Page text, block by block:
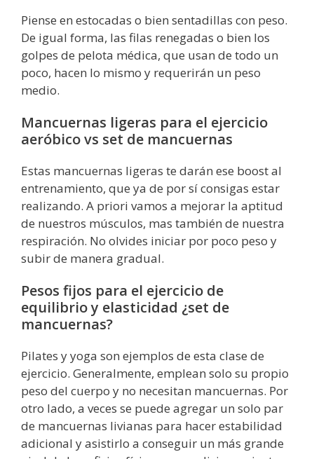
Piense en estocadas o bien sentadillas con peso.
De igual forma, las filas renegadas o bien los
golpes de pelota médica, que usan de todo un
poco, hacen lo mismo y requerirán un peso
medio.
Mancuernas ligeras para el ejercicio
aeróbico vs set de mancuernas
Estas mancuernas ligeras te darán ese boost al
entrenamiento, que ya de por sí consigas estar
realizando. A priori vamos a mejorar la aptitud
de nuestros músculos, mas también de nuestra
respiración. No olvides iniciar por poco peso y
subir de manera gradual.
Pesos fijos para el ejercicio de
equilibrio y elasticidad ¿set de
mancuernas?
Pilates y yoga son ejemplos de esta clase de
ejercicio. Generalmente, emplean solo su propio
peso del cuerpo y no necesitan mancuernas. Por
otro lado, a veces se puede agregar un solo par
de mancuernas livianas para hacer estabilidad
adicional y asistirlo a conseguir un más grande